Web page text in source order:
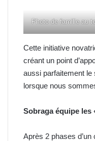
Photo de famille au
Cette initiative
créant un point
aussi parfaitement le
lorsque nous
Sobraga équipe les
Après 2 phases